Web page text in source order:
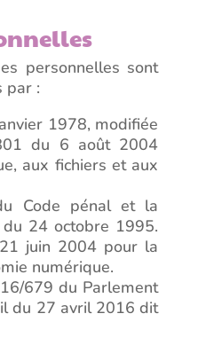
personnelles sont
par :
1978, modifiée
du 6 août 2004
aux fichiers et aux
Code pénal et la
du 24 octobre 1995.
juin 2004 pour la
numérique.
679 du Parlement
du 27 avril 2016 dit